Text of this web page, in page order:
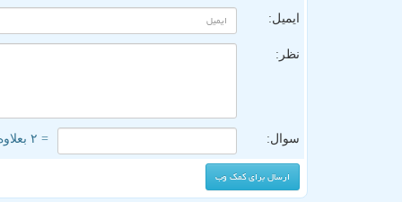
ایمیل:
نظر:
سوال: = ۲ بعلاوه ۱